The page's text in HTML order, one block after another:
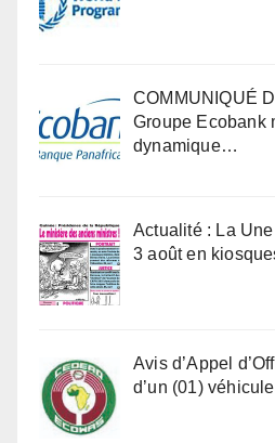
COMMUNIQUÉ
Groupe Ecobank
dynamique…
Actualité : La
3 août en
Avis d’Appel
d’un (01)